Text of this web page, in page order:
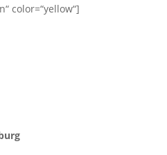
color=“yellow“]